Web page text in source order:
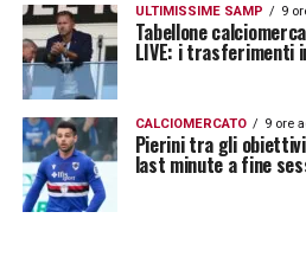
ULTIMISSIME SAMP 9
Tabellone
LIVE: i trasferimenti
CALCIOMERCATO 9 ore
Pierini tra gli obiettivi
last minute a fine